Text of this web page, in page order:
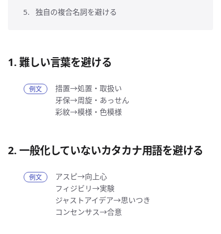
独自の複合名詞を避ける
1. 難しい言葉を避ける
措置→処置・取扱い
牙保→周旋・あっせん
彩紋→模様・色模様
2. 一般化していないカタカナ用語を避ける
アスピ→向上心
フィジビリ→実験
ジャストアイデア→思いつき
コンセンサス→合意